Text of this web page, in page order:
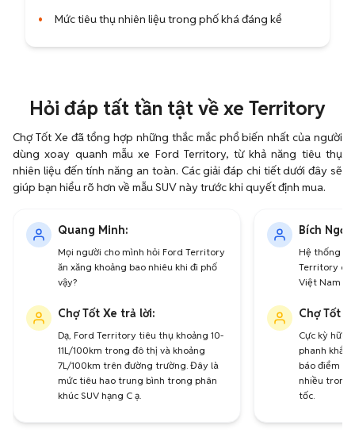
• Mức tiêu thụ nhiên liệu trong phố khá đáng kể
Hỏi đáp tất tần tật về xe Territory
Chợ Tốt Xe đã tổng hợp những thắc mắc phổ biến nhất của người
dùng xoay quanh mẫu xe Ford Territory, từ khả năng tiêu thụ
nhiên liệu đến tính năng an toàn. Các giải đáp chi tiết dưới đây sẽ
giúp bạn hiểu rõ hơn về mẫu SUV này trước khi quyết định mua.
Quang Minh:
Mọi người cho mình hỏi Ford Territory
ăn xăng khoảng bao nhiêu khi đi phố
vậy?
Chợ Tốt Xe trả lời:
Dạ, Ford Territory tiêu thụ khoảng 10-
11L/100km trong đô thị và khoảng
7L/100km trên đường trường. Đây là
mức tiêu hao trung bình trong phân
khúc SUV hạng C ạ.
Bích Ngọc:
Hệ thống
Territory có
Việt Nam
Chợ Tốt
Cực kỳ hữu
phanh khẩn
báo điểm
nhiều trong
tốc.